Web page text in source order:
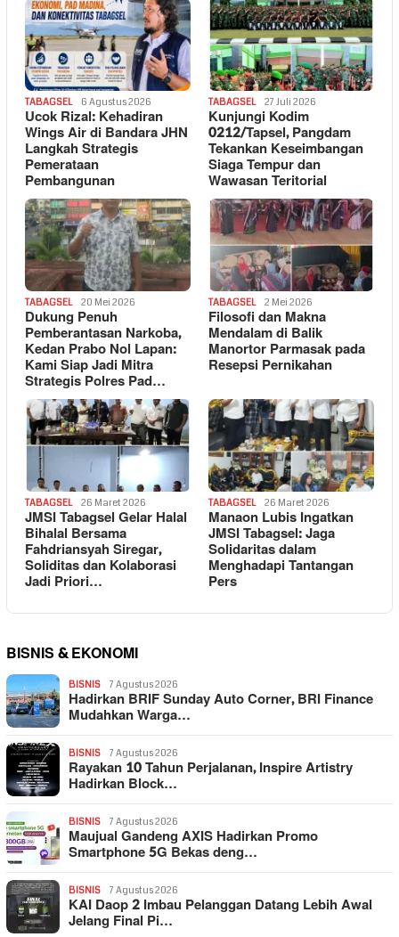
TABAGSEL 6 Agustus 2026
Ucok Rizal: Kehadiran
Wings Air di Bandara JHN
Langkah Strategis
Pemerataan
Pembangunan
TABAGSEL 27 Juli 2026
Kunjungi Kodim
0212/Tapsel, Pangdam
Tekankan Keseimbangan
Siaga Tempur dan
Wawasan Teritorial
TABAGSEL 20 Mei 2026
Dukung Penuh
Pemberantasan Narkoba,
Kedan Prabo Nol Lapan:
Kami Siap Jadi Mitra
Strategis Polres Pad…
TABAGSEL 2 Mei 2026
Filosofi dan Makna
Mendalam di Balik
Manortor Parmasak pada
Resepsi Pernikahan
TABAGSEL 26 Maret 2026
JMSI Tabagsel Gelar Halal
Bihalal Bersama
Fahdriansyah Siregar,
Soliditas dan Kolaborasi
Jadi Priori…
TABAGSEL 26 Maret 2026
Manaon Lubis Ingatkan
JMSI Tabagsel: Jaga
Solidaritas dalam
Menghadapi Tantangan
Pers
BISNIS & EKONOMI
BISNIS 7 Agustus 2026
Hadirkan BRIF Sunday Auto Corner, BRI Finance
Mudahkan Warga…
BISNIS 7 Agustus 2026
Rayakan 10 Tahun Perjalanan, Inspire Artistry
Hadirkan Block…
BISNIS 7 Agustus 2026
Maujual Gandeng AXIS Hadirkan Promo
Smartphone 5G Bekas deng…
BISNIS 7 Agustus 2026
KAI Daop 2 Imbau Pelanggan Datang Lebih Awal
Jelang Final Pi…